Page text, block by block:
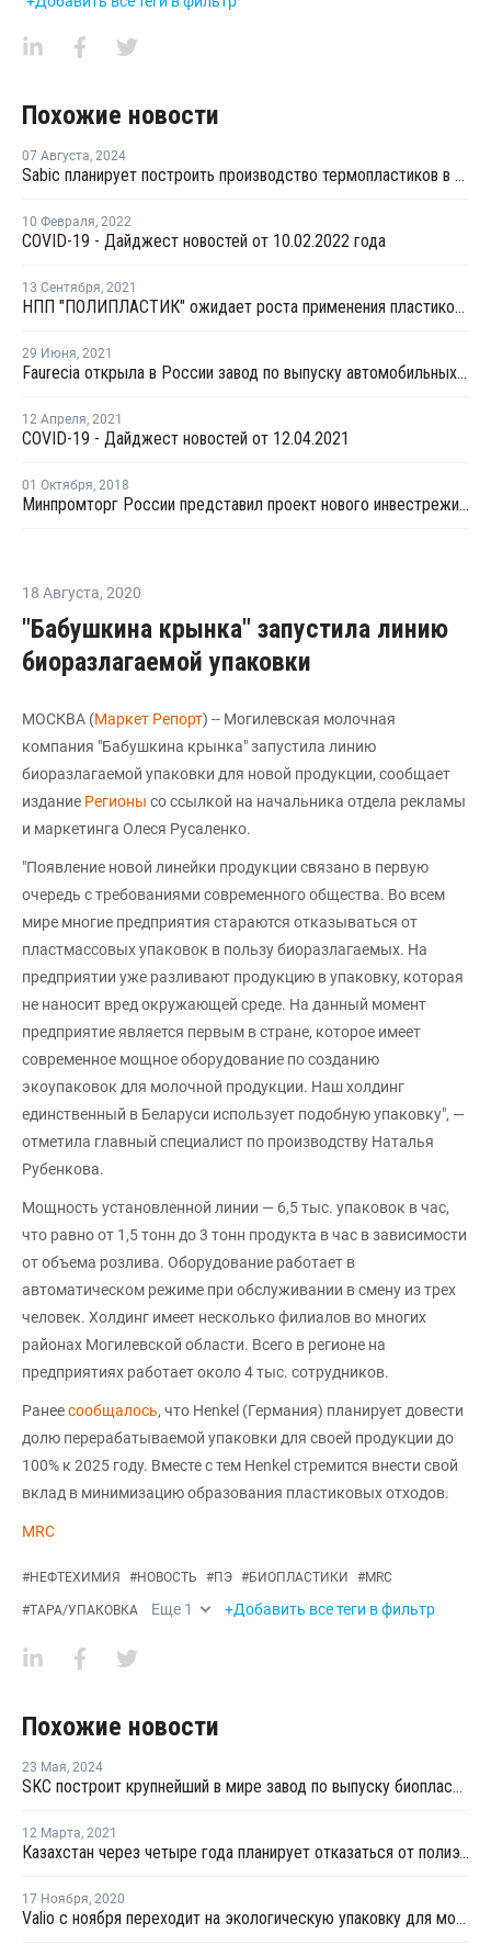
Похожие новости
07 Августа, 2024
Sabic планирует построить производство термопластиков в Китае
10 Февраля, 2022
COVID-19 - Дайджест новостей от 10.02.2022 года
13 Сентября, 2021
НПП "ПОЛИПЛАСТИК" ожидает роста применения пластиков в производстве автомобилей в ближайшие 3-5 лет
29 Июня, 2021
Faurecia открыла в России завод по выпуску автомобильных сидений
12 Апреля, 2021
COVID-19 - Дайджест новостей от 12.04.2021
01 Октября, 2018
Минпромторг России представил проект нового инвестрежима для автопрома
18 Августа, 2020
"Бабушкина крынка" запустила линию
биоразлагаемой упаковки
МОСКВА (Маркет Репорт) -- Могилевская молочная
компания "Бабушкина крынка" запустила линию
биоразлагаемой упаковки для новой продукции, сообщает
издание Регионы со ссылкой на начальника отдела рекламы
и маркетинга Олеся Русаленко.
"Появление новой линейки продукции связано в первую
очередь с требованиями современного общества. Во всем
мире многие предприятия стараются отказываться от
пластмассовых упаковок в пользу биоразлагаемых. На
предприятии уже разливают продукцию в упаковку, которая
не наносит вред окружающей среде. На данный момент
предприятие является первым в стране, которое имеет
современное мощное оборудование по созданию
экоупаковок для молочной продукции. Наш холдинг
единственный в Беларуси использует подобную упаковку", —
отметила главный специалист по производству Наталья
Рубенкова.
Мощность установленной линии — 6,5 тыс. упаковок в час,
что равно от 1,5 тонн до 3 тонн продукта в час в зависимости
от объема розлива. Оборудование работает в
автоматическом режиме при обслуживании в смену из трех
человек. Холдинг имеет несколько филиалов во многих
районах Могилевской области. Всего в регионе на
предприятиях работает около 4 тыс. сотрудников.
Ранеесообщалось, что Henkel (Германия) планирует довести
долю перерабатываемой упаковки для своей продукции до
100% к 2025 году. Вместе с тем Henkel стремится внести свой
вклад в минимизацию образования пластиковых отходов.
MRC
#НЕФТЕХИМИЯ #НОВОСТЬ #ПЭ #БИОПЛАСТИКИ #MRC
#ТАРА/УПАКОВКА Еще 1 +Добавить все теги в фильтр
Похожие новости
23 Мая, 2024
SKC построит крупнейший в мире завод по выпуску биопластиков во Вьетнаме
12 Марта, 2021
Казахстан через четыре года планирует отказаться от полиэтиленовых пакетов
17 Ноября, 2020
Valio с ноября переходит на экологическую упаковку для молока